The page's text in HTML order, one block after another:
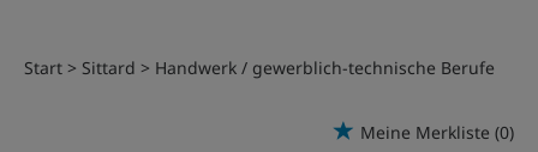
Start Sittard Handwerk / gewerblich-technische Berufe
Meine Merkliste (0)